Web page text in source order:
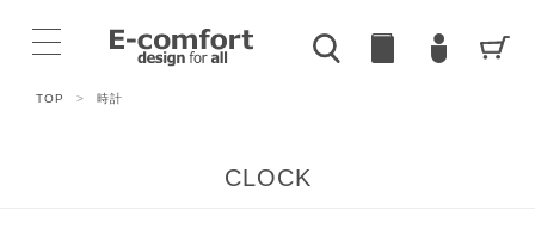
TOP > 時計
CLOCK